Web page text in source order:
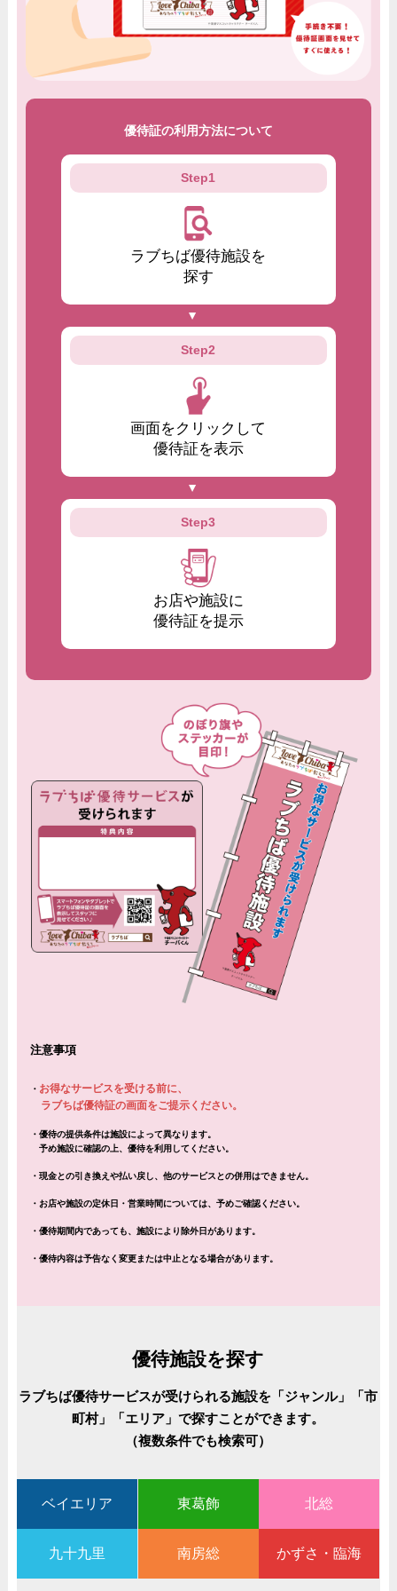
優待証の利用方法について
Step1
ラブちば優待施設を
探す
Step2
画面をクリックして
優待証を表示
Step3
お店や施設に
優待証を提示
注意事項
・ お得なサービスを受ける前に、
ラブちば優待証の画面をご提示ください。
・ 優待の提供条件は施設によって異なります。
予め施設に確認の上、優待を利用してください。
・現金との引き換えや払い戻し、他のサービスとの併用はできません。
・お店や施設の定休日・営業時間については、予めご確認ください。
・優待期間内であっても、施設により除外日があります。
・優待内容は予告なく変更または中止となる場合があります。
優待施設を探す
ラブちば優待サービスが受けられる施設を「ジャンル」「市
町村」「エリア」で探すことができます。
（複数条件でも検索可）
ベイエリア 東葛飾 北総
九十九里 南房総 かずさ・臨海